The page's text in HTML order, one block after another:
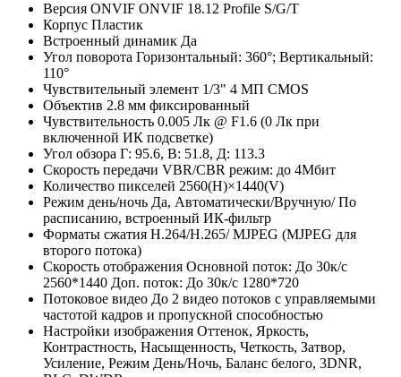
Версия ONVIF ONVIF 18.12 Profile S/G/T
Корпус Пластик
Встроенный динамик Да
Угол поворота Горизонтальный: 360°; Вертикальный:
110°
Чувствительный элемент 1/3" 4 МП CMOS
Объектив 2.8 мм фиксированный
Чувствительность 0.005 Лк @ F1.6 (0 Лк при
включенной ИК подсветке)
Угол обзора Г: 95.6, В: 51.8, Д: 113.3
Скорость передачи VBR/CBR режим: до 4Мбит
Количество пикселей 2560(H)×1440(V)
Режим день/ночь Да, Автоматически/Вручную/ По
расписанию, встроенный ИК-фильтр
Форматы сжатия Н.264/H.265/ MJPEG (MJPEG для
второго потока)
Скорость отображения Основной поток: До 30к/с
2560*1440 Доп. поток: До 30к/с 1280*720
Потоковое видео До 2 видео потоков с управляемыми
частотой кадров и пропускной способностью
Настройки изображения Оттенок, Яркость,
Контрастность, Насыщенность, Четкость, Затвор,
Усиление, Режим День/Ночь, Баланс белого, 3DNR,